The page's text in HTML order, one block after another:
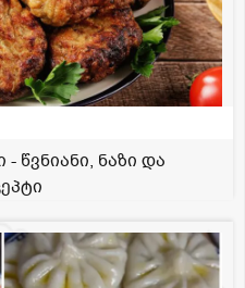
წვნიანი, ნაზი და